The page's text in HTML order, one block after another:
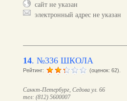
сайт не указан
электронный адрес не указан
14. №336 ШКОЛА
Рейтинг: (оценок: 62).
Санкт-Петербург, Седова ул. 66
тел: (812) 5600007